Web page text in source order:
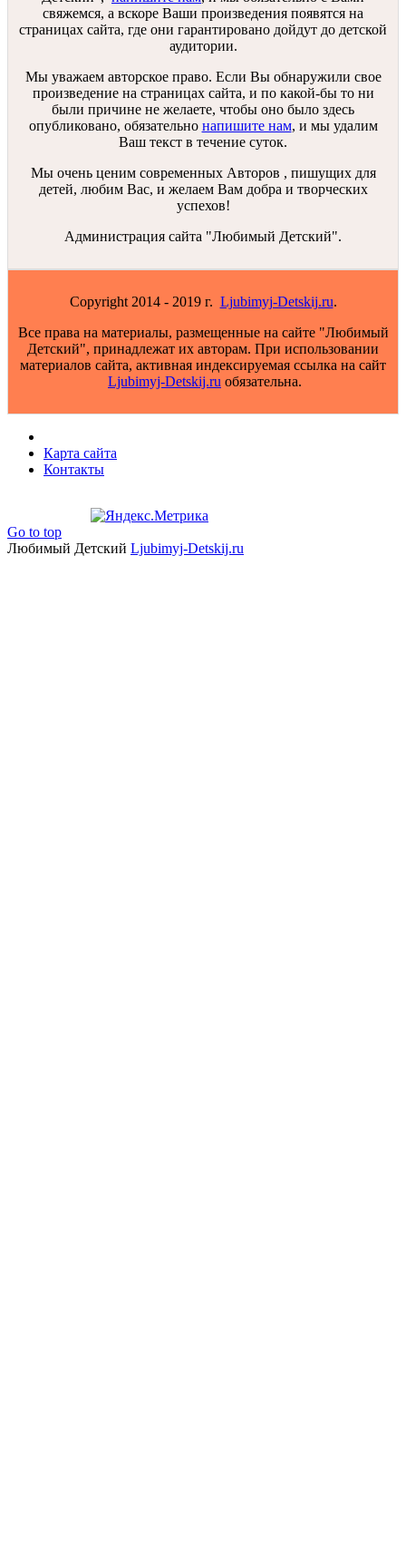
свяжемся, а вскоре Ваши произведения появятся на
страницах сайта, где они гарантировано дойдут до детской
аудитории.
Мы уважаем авторское право. Если Вы обнаружили свое
произведение на страницах сайта, и по какой-бы то ни
были причине не желаете, чтобы оно было здесь
опубликовано, обязательно напишите нам, и мы удалим
Ваш текст в течение суток.
Мы очень ценим современных Авторов , пишущих для
детей, любим Вас, и желаем Вам добра и творческих
успехов!
Администрация сайта "Любимый Детский".
Copyright 2014 - 2019 г. Ljubimyj-Detskij.ru.
Все права на материалы, размещенные на сайте "Любимый
Детский", принадлежат их авторам. При использовании
материалов сайта, активная индексируемая ссылка на сайт
Ljubimyj-Detskij.ru обязательна.
Карта сайта
Контакты
Go to top
Любимый Детский Ljubimyj-Detskij.ru